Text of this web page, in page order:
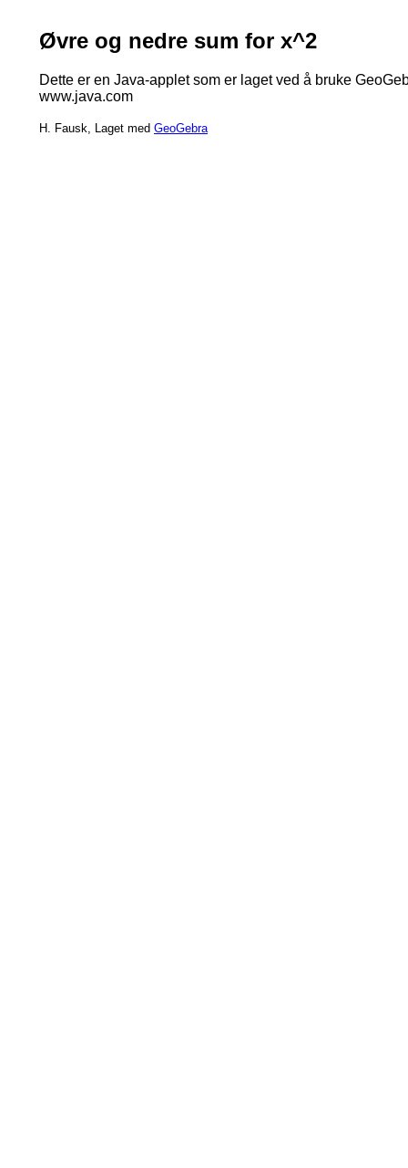
Øvre og nedre sum for x^2
Dette er en Java-applet som er laget ved å bruke
www.java.com
H. Fausk, Laget med GeoGebra